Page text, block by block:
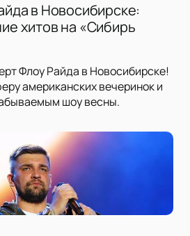
в Новосибирске:
хитов на «Сибирь
Флоу Райда в Новосибирске!
американских вечеринок и
шоу весны.